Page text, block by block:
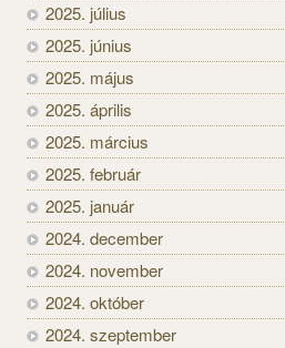
2025. július
2025. június
2025. május
2025. április
2025. március
2025. február
2025. január
2024. december
2024. november
2024. október
2024. szeptember